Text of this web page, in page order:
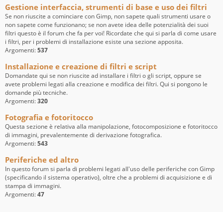
Gestione interfaccia, strumenti di base e uso dei filtri
Se non riuscite a cominciare con Gimp, non sapete quali strumenti usare o
non sapete come funzionano; se non avete idea delle potenzialità dei suoi
filtri questo è il forum che fa per voi! Ricordate che qui si parla di come usare
i filtri, per i problemi di installazione esiste una sezione apposita.
Argomenti:537
Installazione e creazione di filtri e script
Domandate qui se non riuscite ad installare i filtri o gli script, oppure se
avete problemi legati alla creazione e modifica dei filtri. Qui si pongono le
domande più tecniche.
Argomenti:320
Fotografia e fotoritocco
Questa sezione è relativa alla manipolazione, fotocomposizione e fotoritocco
di immagini, prevalentemente di derivazione fotografica.
Argomenti:543
Periferiche ed altro
In questo forum si parla di problemi legati all'uso delle periferiche con Gimp
(specificando il sistema operativo), oltre che a problemi di acquisizione e di
stampa di immagini.
Argomenti:47